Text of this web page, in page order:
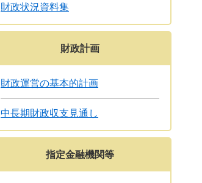
財政状況資料集
財政計画
財政運営の基本的計画
中長期財政収支見通し
指定金融機関等